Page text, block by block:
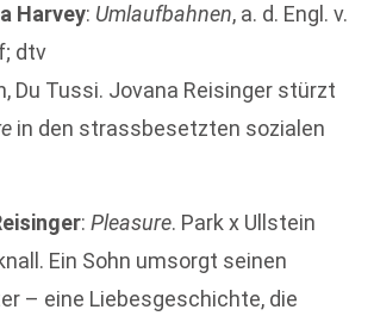
Harvey: Umlaufbahnen, a. d. Engl. v.
dtv
Du Tussi. Jovana Reisinger stürzt
in den strassbesetzten sozialen
: Pleasure. Park x Ullstein
Ein Sohn umsorgt seinen
– eine Liebesgeschichte, die